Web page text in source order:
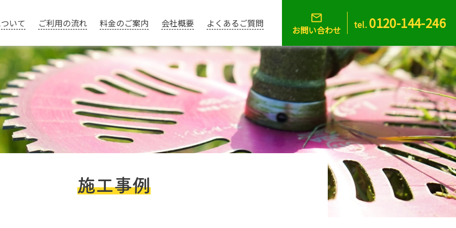
いて ご利用の流れ 料金のご案内 会社概要 よくあるご質問
お問い合わせ tel. 0120-144-246
施工事例